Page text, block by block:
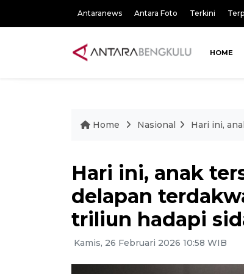
Antaranews Antara Foto Terkini
HOME
Home Nasional Hari ini,
Hari ini, anak
delapan
triliun hadapi
Kamis, 26 Februari 2026 10:58 WIB